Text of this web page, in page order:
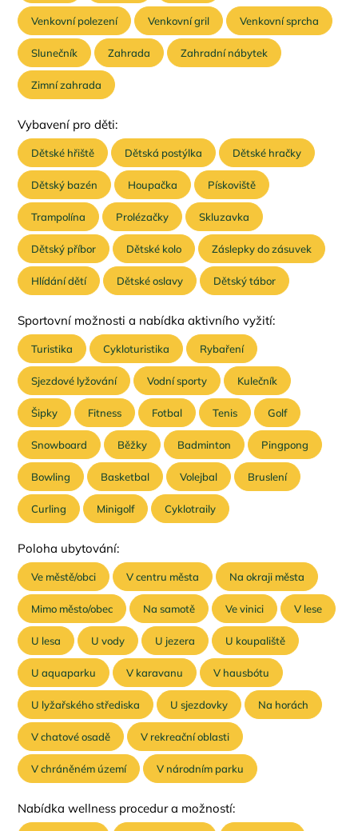
Venkovní polezení Venkovní gril Venkovní sprcha
Slunečník Zahrada Zahradní nábytek
Zimní zahrada
Vybavení pro děti:
Dětské hřiště Dětská postýlka Dětské hračky
Dětský bazén Houpačka Pískoviště
Trampolína Prolézačky Skluzavka
Dětský příbor Dětské kolo Záslepky do zásuvek
Hlídání dětí Dětské oslavy Dětský tábor
Sportovní možnosti a nabídka aktivního vyžití:
Turistika Cykloturistika Rybaření
Sjezdové lyžování Vodní sporty Kulečník
Šipky Fitness Fotbal Tenis Golf
Snowboard Běžky Badminton Pingpong
Bowling Basketbal Volejbal Bruslení
Curling Minigolf Cyklotraily
Poloha ubytování:
Ve městě/obci V centru města Na okraji města
Mimo město/obec Na samotě Ve vinici V lese
U lesa U vody U jezera U koupaliště
U aquaparku V karavanu V hausbótu
U lyžařského střediska U sjezdovky Na horách
V chatové osadě V rekreační oblasti
V chráněném území V národním parku
Nabídka wellness procedur a možností: